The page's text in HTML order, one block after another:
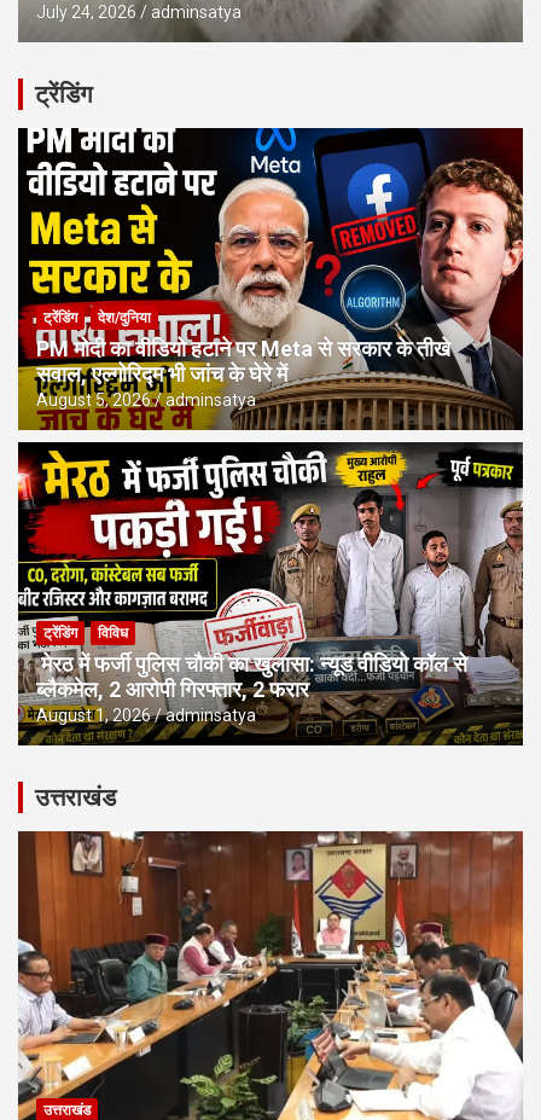
July 24, 2026 adminsatya
ट्रेंडिंग
ट्रेंडिंग देश/दुनिया
PM मोदी का वीडियो हटाने पर Meta से सरकार के तीखे
सवाल, एल्गोरिद्म भी जांच के घेरे में
August 5, 2026 adminsatya
ट्रेंडिंग विविध
मेरठ में फर्जी पुलिस चौकी का खुलासा: न्यूड वीडियो कॉल से
ब्लैकमेल, 2 आरोपी गिरफ्तार, 2 फरार
August 1, 2026 adminsatya
उत्तराखंड
उत्तराखंड